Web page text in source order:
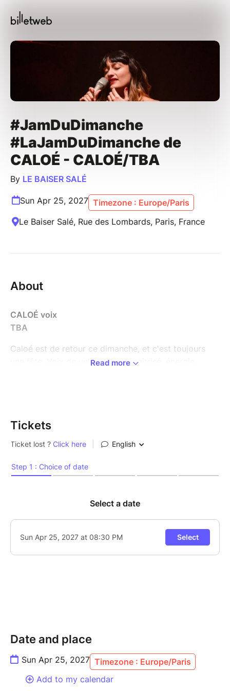
#JamDuDimanche
#LaJamDuDimanche de
CALOÉ - CALOÉ/TBA
By LE BAISER SALÉ
Sun Apr 25, 2027 Timezone : Europe/Paris
Le Baiser Salé, Rue des Lombards, Paris, France
About
CALOÉ voix
TBA
Caloé est de retour ce dimanche, et c'est toujours
une fête. Voix de velours, scat maîtrisé, énergie…
Elle fait des jam son terrain de jeu… et le vôtre ! Deux
(2020), poétique et raffiné, salué par la critique, puis
s'entrelacent pour nous emmener dans un imaginaire
Depuis 2018, la chanteuse arpente la scène du Baiser
Salé pour les jam estivales et pour animer une fois
par mois les jam du dimanche, soirées orientées vers
les jeunes talents. 45 min de concert qui donne le LA,
Caloé is back this Sunday, and it's always a party.
With her velvety voice, masterful scatting and
energy, this singer-songwriter is one of the most
engaging figures on the French vocal jazz scene.
Read more
Tickets
Date and place
Sun Apr 25, 2027 Timezone : Europe/Paris
Add to my calendar